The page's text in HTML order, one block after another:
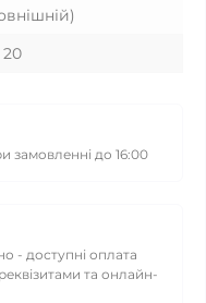
20
замовленні до 16:00
- доступні оплата
та онлайн-